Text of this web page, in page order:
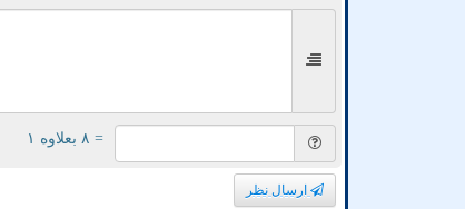
= ۸ بعلاوه ۱
ارسال نظر